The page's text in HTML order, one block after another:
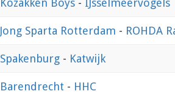
Kozakken Boys - IJsselmeervogels
Jong Sparta Rotterdam - ROHDA
Spakenburg - Katwijk
Barendrecht - HHC